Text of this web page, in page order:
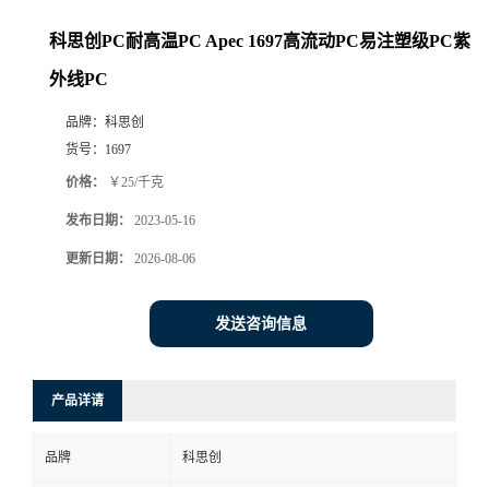
科思创PC耐高温PC Apec 1697高流动PC易注塑级PC紫
外线PC
品牌： 科思创
货号： 1697
价格： ￥25/千克
发布日期： 2023-05-16
更新日期： 2026-08-06
发送咨询信息
产品详请
品牌 科思创